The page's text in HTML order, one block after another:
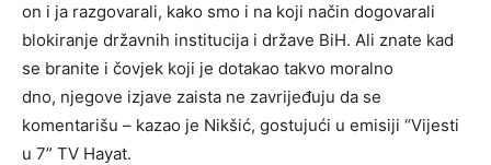
on i ja razgovarali, kako smo i na koji način dogovarali
blokiranje državnih institucija i države BiH. Ali znate kad
se branite i čovjek koji je dotakao takvo moralno
dno, njegove izjave zaista ne zavrijeđuju da se
komentarišu – kazao je Nikšić, gostujući u emisiji “Vijesti
u 7” TV Hayat.